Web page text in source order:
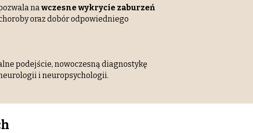
nawczesne wykrycie zaburzeń
oraz dobór odpowiedniego
podejście, nowoczesną diagnostykę
i neuropsychologii.